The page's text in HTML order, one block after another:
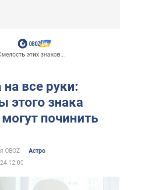
этих знаков...
все руки:
этого знака
починить
OBOZ
Астро
12:00